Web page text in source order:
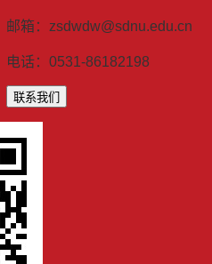
邮箱：zsdwdw@sdnu.edu.cn
电话：0531-86182198
联系我们